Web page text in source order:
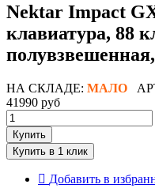
Nektar Impact
клавиатура, 88
НА СКЛАДЕ: МАЛО
41990 руб
Купить
Купить в 1 клик
Добавить в